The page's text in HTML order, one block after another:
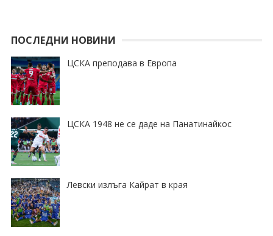
ПОСЛЕДНИ НОВИНИ
ЦСКА преподава в Европа
ЦСКА 1948 не се даде на Панатинайкос
Левски излъга Кайрат в края